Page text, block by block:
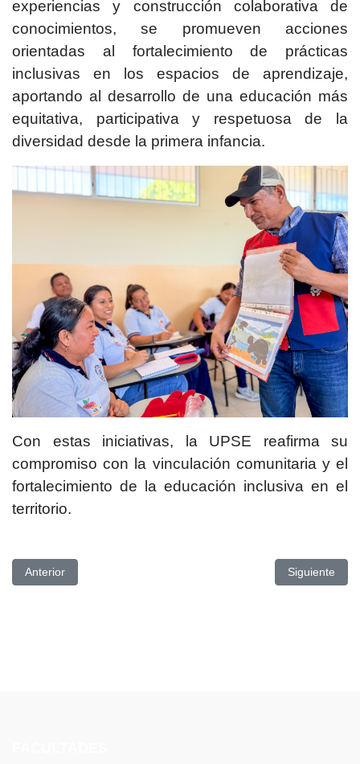
experiencias y construcción colaborativa de
conocimientos, se promueven acciones
orientadas al fortalecimiento de prácticas
inclusivas en los espacios de aprendizaje,
aportando al desarrollo de una educación más
equitativa, participativa y respetuosa de la
diversidad desde la primera infancia.
Con estas iniciativas, la UPSE reafirma su
compromiso con la vinculación comunitaria y el
fortalecimiento de la educación inclusiva en el
territorio.
Artículo anterior: UPSE FORTALECE EL INTERCAMBIO
Anterior Artículo
Siguiente